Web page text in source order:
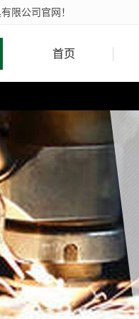
限公司官网！
首页